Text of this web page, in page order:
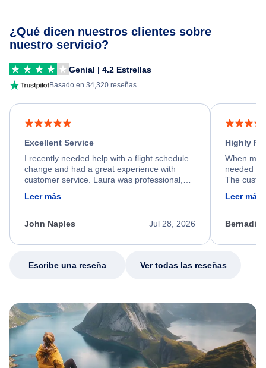
¿Qué dicen nuestros clientes sobre
nuestro servicio?
Genial | 4.2 Estrellas
Basado en 34,320 reseñas
Excellent Service
I recently needed help with a flight schedule
change and had a great experience with
customer service. Laura was professional,
friendly, and very helpful throughout the
process. She quickly found a solution and
appreciate her excellent service.
Leer más
Jul 28, 2026
John Naples
Highly
When my
needed
The
calm,
my issue.
Leer más
Escribe una reseña Ver todas las reseñas